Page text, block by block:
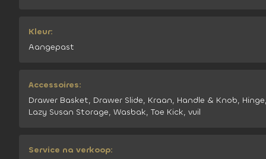
Kleur:
Aangepast
Accessoires:
Drawer Basket, Drawer Slide, Kraan, Handle & Knob,
Lazy Susan Storage, Wasbak, Toe Kick, vuil
Service na verkoop: